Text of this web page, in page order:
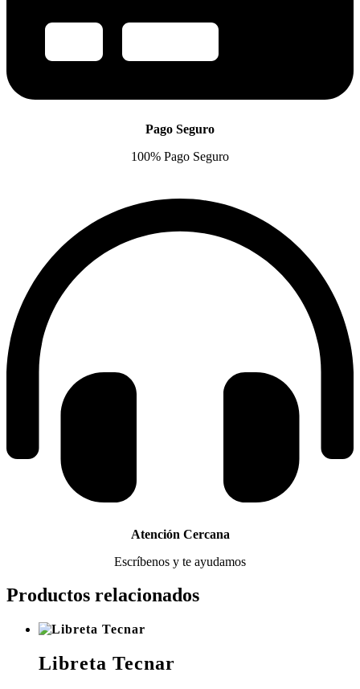
Pago Seguro
100% Pago Seguro
Atención Cercana
Escríbenos y te ayudamos
Productos relacionados
Libreta Tecnar